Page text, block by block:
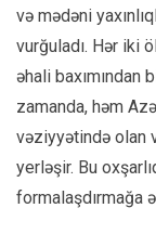
və mədəni
vurğuladı. Hər iki
əhali baxımından
zamanda, həm
vəziyyətində olan
yerləşir. Bu
formalaşdırmağa